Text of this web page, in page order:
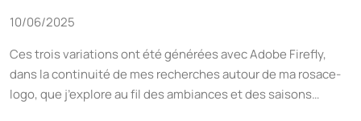
10/06/2025
Ces trois variations ont été générées avec Adobe Firefly,
dans la continuité de mes recherches autour de ma rosace-
logo, que j’explore au fil des ambiances et des saisons…